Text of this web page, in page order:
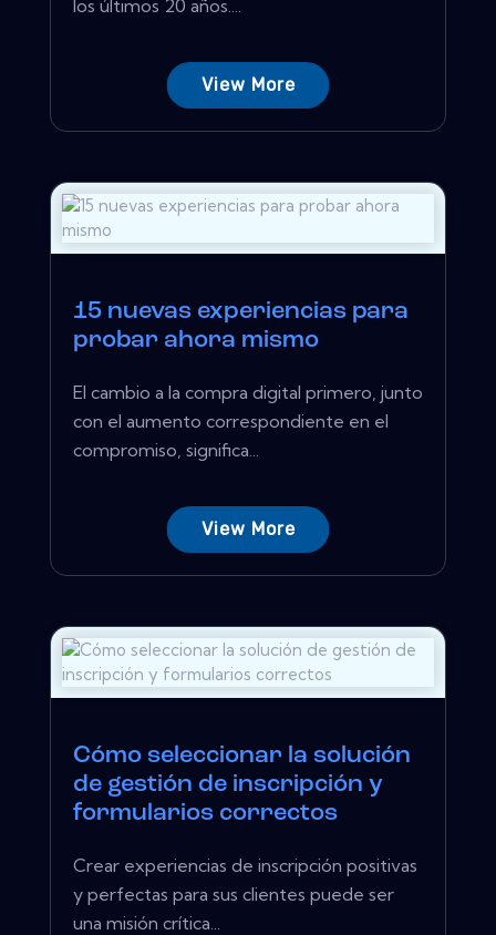
los últimos 20 años....
View More
15 nuevas experiencias para
probar ahora mismo
El cambio a la compra digital primero, junto
con el aumento correspondiente en el
compromiso, significa...
View More
Cómo seleccionar la solución
de gestión de inscripción y
formularios correctos
Crear experiencias de inscripción positivas
y perfectas para sus clientes puede ser
una misión crítica...